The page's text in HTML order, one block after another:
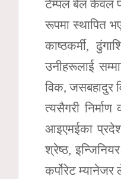
टेम्पल बेल केवल
रूपमा स्थापित
काष्ठकर्मी,
उनीहरूलाई
विक, जसबहादुर
त्यसैगरी
आइएमईका
श्रेष्ठ,
कर्पोरेट